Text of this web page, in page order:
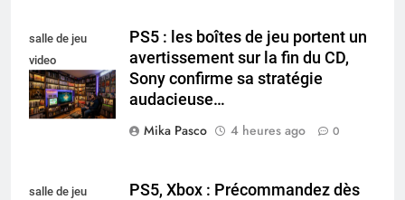
salle de jeu
video
collectionneur
PS5 : les boîtes de jeu portent un
avertissement sur la fin du CD,
Sony confirme sa stratégie
audacieuse…
Mika Pasco
4 heures ago 0
salle de jeu
PS5, Xbox : Précommandez dès